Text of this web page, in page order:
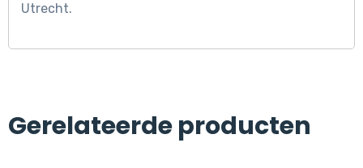
Utrecht.
Gerelateerde producten